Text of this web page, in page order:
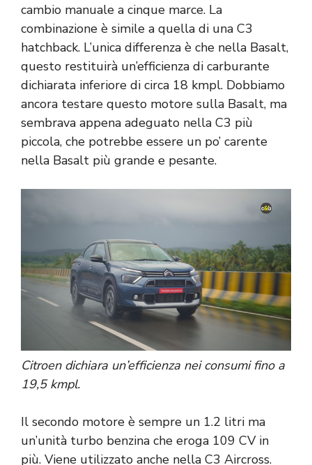
cambio manuale a cinque marce. La
combinazione è simile a quella di una C3
hatchback. L’unica differenza è che nella Basalt,
questo restituirà un’efficienza di carburante
dichiarata inferiore di circa 18 kmpl. Dobbiamo
ancora testare questo motore sulla Basalt, ma
sembrava appena adeguato nella C3 più
piccola, che potrebbe essere un po’ carente
nella Basalt più grande e pesante.
Citroen dichiara un’efficienza nei consumi fino a
19,5 kmpl.
Il secondo motore è sempre un 1.2 litri ma
un’unità turbo benzina che eroga 109 CV in
più. Viene utilizzato anche nella C3 Aircross.